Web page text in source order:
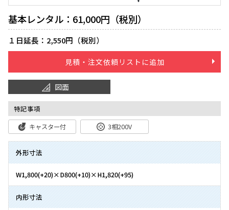
基本レンタル：61,000円（税別）
１日延長：2,550円（税別）
見積・注文依頼リストに追加
図面
特記事項
キャスター付
3相200V
外形寸法
W1,800(+20)×D800(+10)×H1,820(+95)
内形寸法